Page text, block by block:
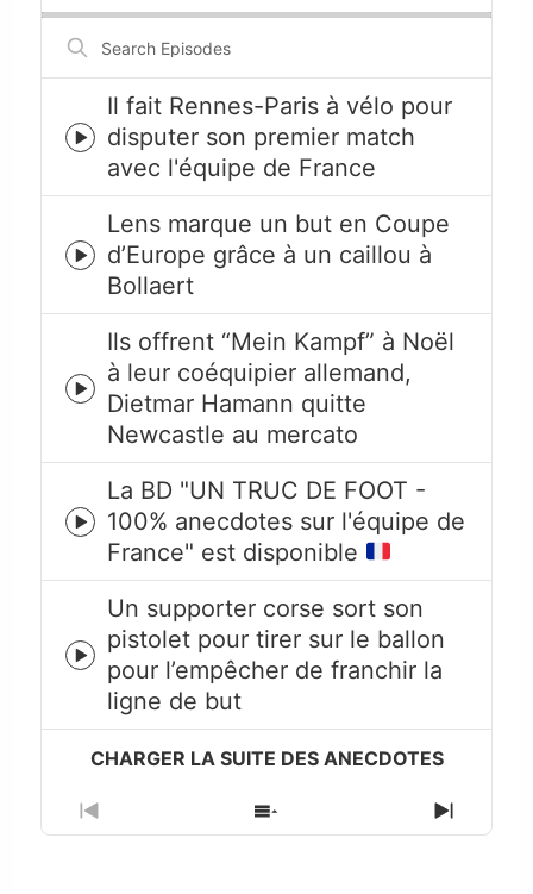
Search
Episodes
Episode
play
icon
Il fait Rennes-Paris à vélo pour
disputer son premier match
avec l'équipe de France
Episode
play
icon
Lens marque un but en Coupe
d’Europe grâce à un caillou à
Bollaert
Episode
play
icon
Ils offrent “Mein Kampf” à Noël
à leur coéquipier allemand,
Dietmar Hamann quitte
Newcastle au mercato
Episode
play
icon
La BD "UN TRUC DE FOOT -
100% anecdotes sur l'équipe de
France" est disponible
Episode
play
icon
Un supporter corse sort son
pistolet pour tirer sur le ballon
pour l’empêcher de franchir la
ligne de but
Previous
Episode
Show
Episodes
Next
Episode